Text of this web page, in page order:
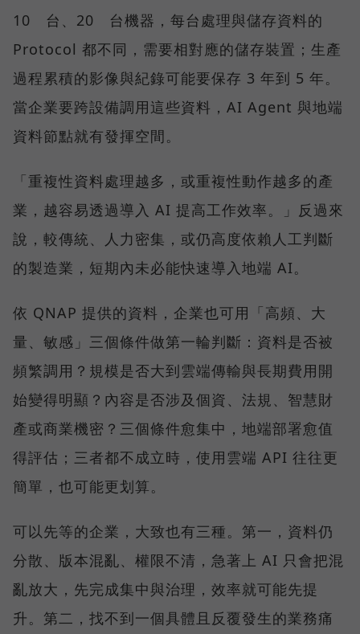
10 台、20 台機器，每台處理與儲存資料的
Protocol 都不同，需要相對應的儲存裝置；生產
過程累積的影像與紀錄可能要保存 3 年到 5 年。
當企業要跨設備調用這些資料，AI Agent 與地端
資料節點就有發揮空間。
「重複性資料處理越多，或重複性動作越多的產
業，越容易透過導入 AI 提高工作效率。」反過來
說，較傳統、人力密集，或仍高度依賴人工判斷
的製造業，短期內未必能快速導入地端 AI。
依 QNAP 提供的資料，企業也可用「高頻、大
量、敏感」三個條件做第一輪判斷：資料是否被
頻繁調用？規模是否大到雲端傳輸與長期費用開
始變得明顯？內容是否涉及個資、法規、智慧財
產或商業機密？三個條件愈集中，地端部署愈值
得評估；三者都不成立時，使用雲端 API 往往更
簡單，也可能更划算。
可以先等的企業，大致也有三種。第一，資料仍
分散、版本混亂、權限不清，急著上 AI 只會把混
亂放大，先完成集中與治理，效率就可能先提
升。第二，找不到一個具體且反覆發生的業務痛